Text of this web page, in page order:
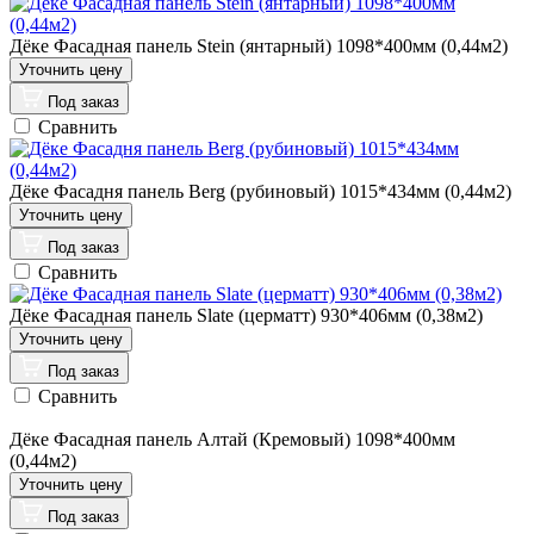
Дёке Фасадная панель Stein (янтарный) 1098*400мм (0,44м2)
Под заказ
Сравнить
Дёке Фасадня панель Berg (рубиновый) 1015*434мм (0,44м2)
Под заказ
Сравнить
Дёке Фасадная панель Slate (церматт) 930*406мм (0,38м2)
Под заказ
Сравнить
Дёке Фасадная панель Алтай (Кремовый) 1098*400мм
(0,44м2)
Под заказ